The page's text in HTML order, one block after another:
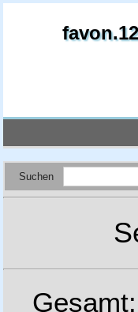
Suchen
Gesamt: